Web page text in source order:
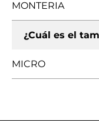
MONTERIA
¿Cuál es el
MICRO